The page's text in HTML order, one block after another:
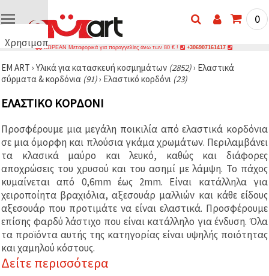
Χρησιμοποιούμε
🍪
Χρησιμοποιούμε
παρόμοιες
τεχνολογίες
διασφαλίσουμε
τη σωστή
λειτουργία
του
ιστότοπου,
βελτιώσουμε
την
εμπειρία
σας και, με
τη
συγκατάθεσή
σας, να
αναλύουμε
την
0
ΔΩΡΕΑΝ Μεταφορικά για παραγγελίες άνω των 80 € ! +306907161417
EM ART › Υλικά για κατασκευή κοσμημάτων (2852)› Ελαστικά
σύρματα & κορδόνια (91)› Ελαστικό κορδόνι (23)
ΕΛΑΣΤΙΚΌ ΚΟΡΔΌΝΙ
Προσφέρουμε μια μεγάλη ποικιλία από ελαστικά κορδόνια
σε μια όμορφη και πλούσια γκάμα χρωμάτων. Περιλαμβάνει
τα κλασικά μαύρο και λευκό, καθώς και διάφορες
αποχρώσεις του χρυσού και του ασημί με λάμψη. Το πάχος
κυμαίνεται από 0,6mm έως 2mm. Είναι κατάλληλα για
χειροποίητα βραχιόλια, αξεσουάρ μαλλιών και κάθε είδους
αξεσουάρ που προτιμάτε να είναι ελαστικά. Προσφέρουμε
επίσης φαρδύ λάστιχο που είναι κατάλληλο για ένδυση. Όλα
τα προϊόντα αυτής της κατηγορίας είναι υψηλής ποιότητας
και χαμηλού κόστους.
Δείτε περισσότερα